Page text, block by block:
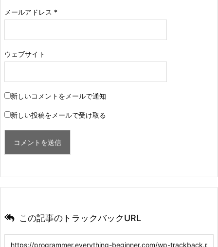
メールアドレス *
ウェブサイト
新しいコメントをメールで通知
新しい投稿をメールで受け取る
この記事のトラックバックURL